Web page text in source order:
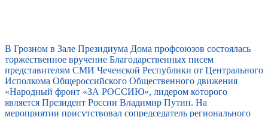
В Грозном в Зале Президиума Дома профсоюзов состоялась
торжественное вручение Благодарственных писем
представителям СМИ Чеченской Республики от Центрального
Исполкома Общероссийского Общественного движения
«Народный фронт «ЗА РОССИЮ», лидером которого
является Президент России Владимир Путин. На
мероприятии присутствовал сопредседатель регионального